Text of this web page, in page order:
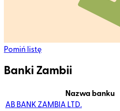
Pomiń listę
Banki Zambii
Nazwa banku
AB BANK ZAMBIA LTD.